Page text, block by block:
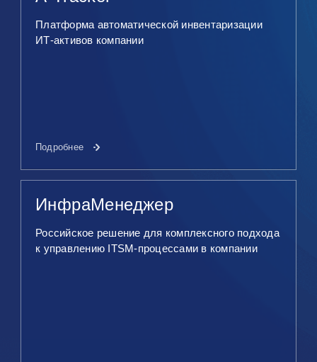
Платформа автоматической инвентаризации
ИТ‑активов компании
Подробнее
ИнфраМенеджер
Российское решение для комплексного подхода
к управлению ITSM‑процессами в компании